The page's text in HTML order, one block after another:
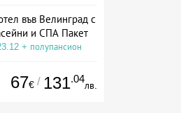
във Велинград с
и СПА Пакет
+ полупансион
67€ / 131.04
лв.